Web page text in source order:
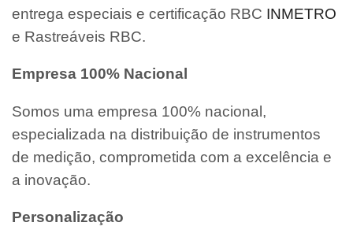
entrega especiais e certificação RBC INMETRO
e Rastreáveis RBC.
Empresa 100% Nacional
Somos uma empresa 100% nacional,
especializada na distribuição de instrumentos
de medição, comprometida com a excelência e
a inovação.
Personalização